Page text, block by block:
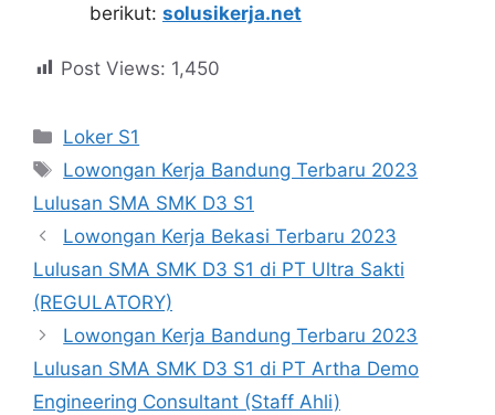
berikut: solusikerja.net
Post Views: 1,450
Kategori
Loker S1
Tag
Lowongan Kerja Bandung Terbaru 2023
Lulusan SMA SMK D3 S1
Lowongan Kerja Bekasi Terbaru 2023
Lulusan SMA SMK D3 S1 di PT Ultra Sakti
(REGULATORY)
Lowongan Kerja Bandung Terbaru 2023
Lulusan SMA SMK D3 S1 di PT Artha Demo
Engineering Consultant (Staff Ahli)